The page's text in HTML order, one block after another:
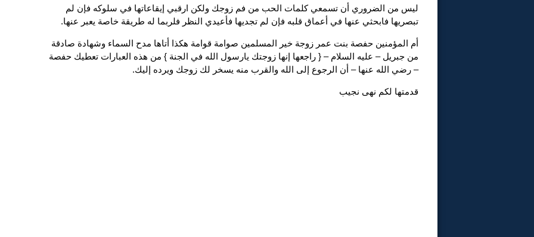
ليس من الضروري أن تسمعي كلمات الحب من فم زوجك ولكن ارقبي إيقاعاتها في سلوكه فإن لم
تبصريها فابحثي عنها في أعماق قلبه فإن لم تجديها فأعيدي النظر فلربما له طريقة خاصة يعبر عنها.
أم المؤمنين حفصة بنت عمر زوجة خير المسلمين صوامة قوامة هكذا أتاها مدح السماء وشهادة صادقة
من جبريل – عليه السلام – { راجعها إنها زوجتك يارسول الله في الجنة } من هذه العبارات تعطيك حفصة
– رضي الله عنها – أن الرجوع إلى الله والقرب منه يسخر لك زوجك ويرده إليك.
قدمتها لكم نهى نجيب